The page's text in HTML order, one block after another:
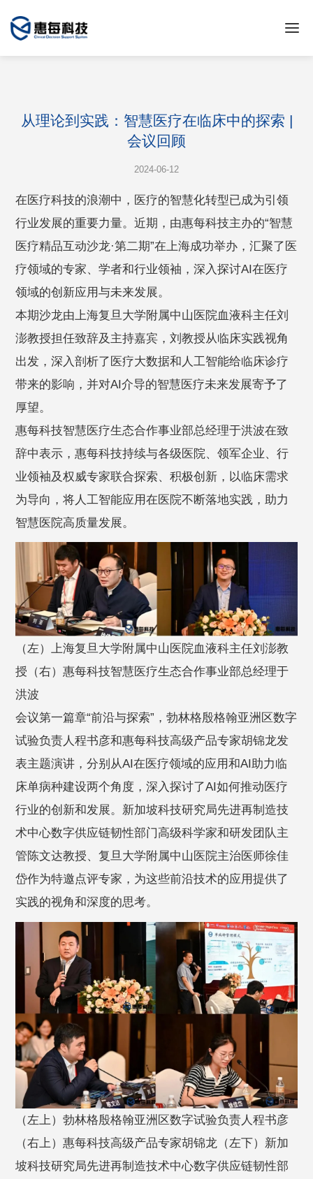
从理论到实践：智慧医疗在临床中的探索 |
会议回顾
2024-06-12
在医疗科技的浪潮中，医疗的智慧化转型已成为引领
行业发展的重要力量。近期，由惠每科技主办的“智慧
医疗精品互动沙龙·第二期”在上海成功举办，汇聚了医
疗领域的专家、学者和行业领袖，深入探讨AI在医疗
领域的创新应用与未来发展。
本期沙龙由上海复旦大学附属中山医院血液科主任刘
澎教授担任致辞及主持嘉宾，刘教授从临床实践视角
出发，深入剖析了医疗大数据和人工智能给临床诊疗
带来的影响，并对AI介导的智慧医疗未来发展寄予了
厚望。
惠每科技智慧医疗生态合作事业部总经理于洪波在致
辞中表示，惠每科技持续与各级医院、领军企业、行
业领袖及权威专家联合探索、积极创新，以临床需求
为导向，将人工智能应用在医院不断落地实践，助力
智慧医院高质量发展。
（左）上海复旦大学附属中山医院血液科主任刘澎教
授（右）惠每科技智慧医疗生态合作事业部总经理于
洪波
会议第一篇章“前沿与探索”，勃林格殷格翰亚洲区数字
试验负责人程书彦和惠每科技高级产品专家胡锦龙发
表主题演讲，分别从AI在医疗领域的应用和AI助力临
床单病种建设两个角度，深入探讨了AI如何推动医疗
行业的创新和发展。新加坡科技研究局先进再制造技
术中心数字供应链韧性部门高级科学家和研发团队主
管陈文达教授、复旦大学附属中山医院主治医师徐佳
岱作为特邀点评专家，为这些前沿技术的应用提供了
实践的视角和深度的思考。
（左上）勃林格殷格翰亚洲区数字试验负责人程书彦
（右上）惠每科技高级产品专家胡锦龙（左下）新加
坡科技研究局先进再制造技术中心数字供应链韧性部